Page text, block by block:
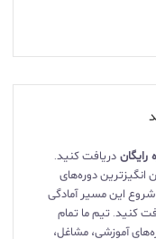
رایگاندریافت کنید.
انگیزترین دوره‌های
شروع این مسیر آمادگی
کنید. تیم ما تمام
آموزشی، مشاغل،